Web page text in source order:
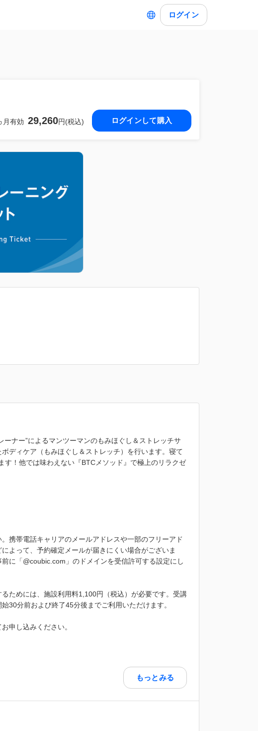
ログイン
月有効 29,260円(税込) ログインして購入
ーナー”によるマンツーマンのもみほぐし＆ストレッチサ
ディケア（もみほぐし＆ストレッチ）を行います。寝て
す！他では味わえない『BTCメソッド』で極上のリラクゼ
携帯電話キャリアのメールアドレスや一部のフリーアド
よって、予約確定メールが届きにくい場合がございま
に「@coubic.com」のドメインを受信許可する設定にし
ためには、施設利用料1,100円（税込）が必要です。受講
30分前および終了45分後までご利用いただけます。
申し込みください。
もっとみる